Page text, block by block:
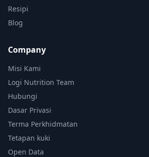
Resipi
Blog
Company
Misi Kami
Logi Nutrition Team
Hubungi
Dasar Privasi
Terma Perkhidmatan
Tetapan kuki
Open Data